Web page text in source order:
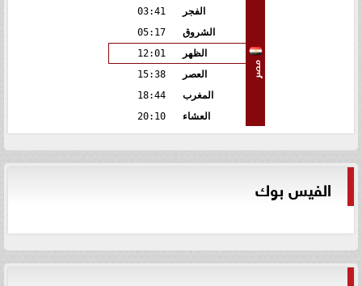
مصر
الفجر
03:41
الشروق
05:17
الظهر
12:01
العصر
15:38
المغرب
18:44
العشاء
20:10
الفيس بوك